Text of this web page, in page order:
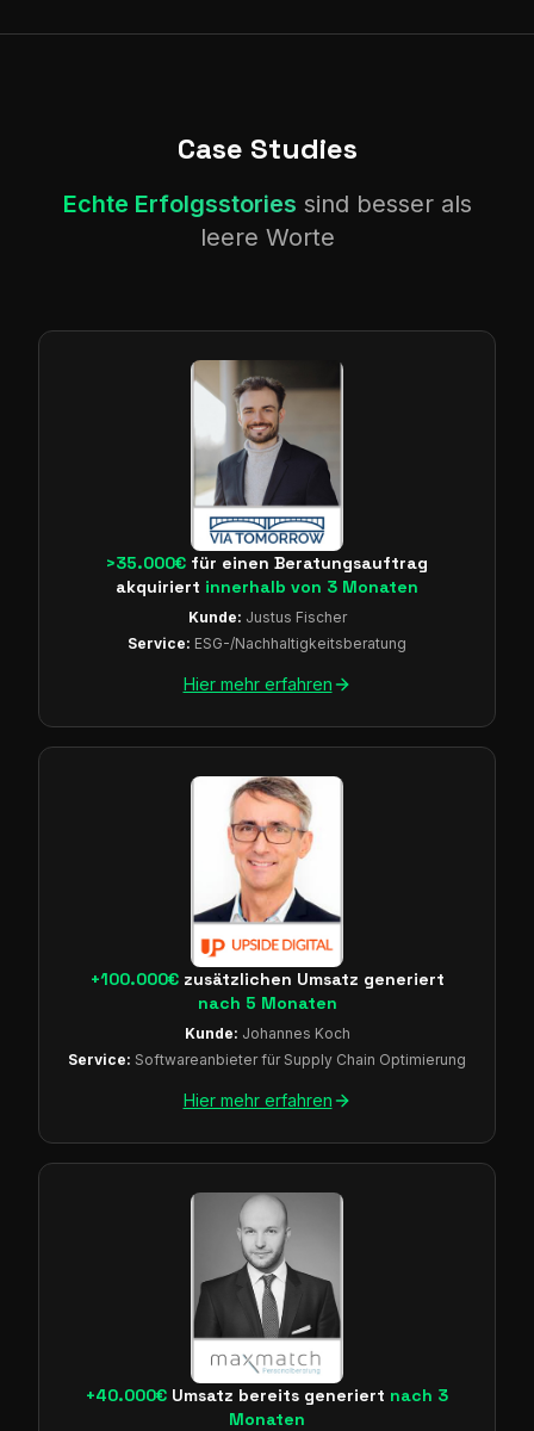
Case Studies
Echte Erfolgsstories sind besser als
leere Worte
>35.000€ für einen Beratungsauftrag
akquiriert innerhalb von 3 Monaten
Kunde: Justus Fischer
Service: ESG-/Nachhaltigkeitsberatung
Hier mehr erfahren
+100.000€ zusätzlichen Umsatz generiert
nach 5 Monaten
Kunde: Johannes Koch
Service: Softwareanbieter für Supply Chain Optimierung
Hier mehr erfahren
+40.000€ Umsatz bereits generiert nach 3
Monaten